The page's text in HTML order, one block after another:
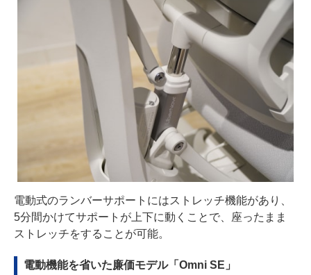
電動式のランバーサポートにはストレッチ機能があり、
5分間かけてサポートが上下に動くことで、座ったまま
ストレッチをすることが可能。
電動機能を省いた廉価モデル「Omni SE」